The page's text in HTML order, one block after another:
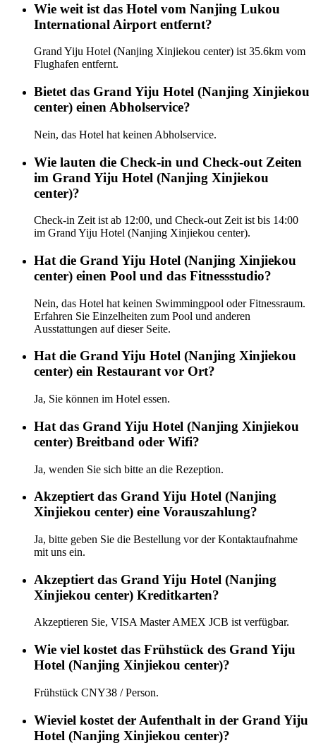
Wie weit ist das Hotel vom Nanjing Lukou
International Airport entfernt?
Grand Yiju Hotel (Nanjing Xinjiekou center) ist 35.6km vom
Flughafen entfernt.
Bietet das Grand Yiju Hotel (Nanjing Xinjiekou
center) einen Abholservice?
Nein, das Hotel hat keinen Abholservice.
Wie lauten die Check-in und Check-out Zeiten
im Grand Yiju Hotel (Nanjing Xinjiekou
center)?
Check-in Zeit ist ab 12:00, und Check-out Zeit ist bis 14:00
im Grand Yiju Hotel (Nanjing Xinjiekou center).
Hat die Grand Yiju Hotel (Nanjing Xinjiekou
center) einen Pool und das Fitnessstudio?
Nein, das Hotel hat keinen Swimmingpool oder Fitnessraum.
Erfahren Sie Einzelheiten zum Pool und anderen
Ausstattungen auf dieser Seite.
Hat die Grand Yiju Hotel (Nanjing Xinjiekou
center) ein Restaurant vor Ort?
Ja, Sie können im Hotel essen.
Hat das Grand Yiju Hotel (Nanjing Xinjiekou
center) Breitband oder Wifi?
Ja, wenden Sie sich bitte an die Rezeption.
Akzeptiert das Grand Yiju Hotel (Nanjing
Xinjiekou center) eine Vorauszahlung?
Ja, bitte geben Sie die Bestellung vor der Kontaktaufnahme
mit uns ein.
Akzeptiert das Grand Yiju Hotel (Nanjing
Xinjiekou center) Kreditkarten?
Akzeptieren Sie, VISA Master AMEX JCB ist verfügbar.
Wie viel kostet das Frühstück des Grand Yiju
Hotel (Nanjing Xinjiekou center)?
Frühstück CNY38 / Person.
Wieviel kostet der Aufenthalt in der Grand Yiju
Hotel (Nanjing Xinjiekou center)?